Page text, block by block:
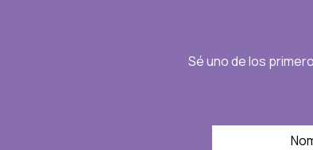
Sé uno de los